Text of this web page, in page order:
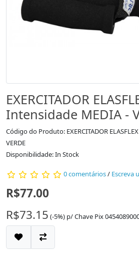
EXERCITADOR
Intensidade MEDIA -
Código do Produto: EXERCITADOR
VERDE
Disponibilidade: In Stock
0 comentários/ Escreva
R$77.00
R$73.15 (-5%) p/Chave Pix